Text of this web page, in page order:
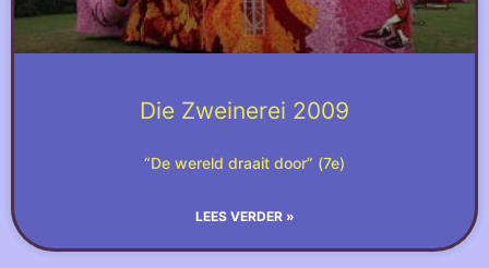
Die Zweinerei 2009
“De wereld draait door” (7e)
LEES VERDER »